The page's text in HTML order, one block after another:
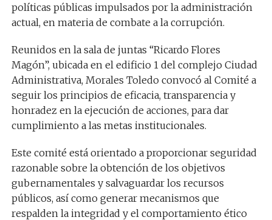
políticas públicas impulsados por la administración
actual, en materia de combate a la corrupción.
Reunidos en la sala de juntas “Ricardo Flores
Magón”, ubicada en el edificio 1 del complejo Ciudad
Administrativa, Morales Toledo convocó al Comité a
seguir los principios de eficacia, transparencia y
honradez en la ejecución de acciones, para dar
cumplimiento a las metas institucionales.
Este comité está orientado a proporcionar seguridad
razonable sobre la obtención de los objetivos
gubernamentales y salvaguardar los recursos
públicos, así como generar mecanismos que
respalden la integridad y el comportamiento ético